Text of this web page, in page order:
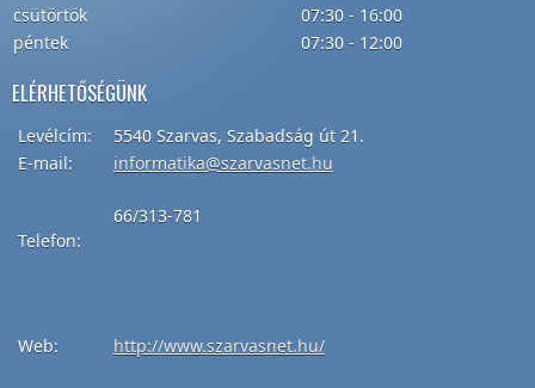
csütörtök
07:30 - 16:00
péntek
07:30 - 12:00
ELÉRHETŐSÉGÜNK
Levélcím: 5540 Szarvas, Szabadság út 21.
E-mail:
informatika@szarvasnet.hu
Telefon:
66/313-781
Web: http://www.szarvasnet.hu/